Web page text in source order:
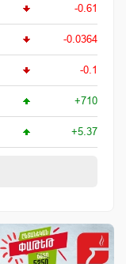
-0.61
-0.0364
-0.1
+710
+5.37